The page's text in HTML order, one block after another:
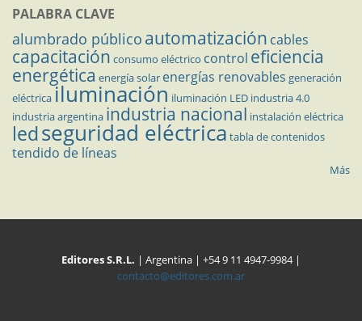
PALABRA CLAVE
alumbrado público automatización cables
capacitación consumo eléctrico control eficiencia
energética energía solar energías renovables generación
eléctricailuminación iluminación LED industria 4.0
industria argentina industria nacional instalación eléctrica
ledseguridad eléctrica tabla de contenidos
tendido de líneas
Más
Editores S.R.L. | Argentina | +54 9 11 4947-9984 |
contacto@editores.com.ar